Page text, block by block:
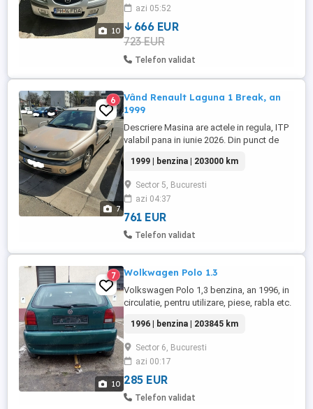
10
azi 05:52
666 EUR
723 EUR
Telefon validat
7
6
Vând Renault Laguna 1 Break, an
1999
Descriere Masina are actele in regula, ITP
valabil pana in iunie 2026. Din punct de
de vedere estetic are nevoie de ceva
reparatii la praguri si retusuri la vopsea.
Are jante de aliaj pe 15", clima, geamuri si
oglinzi electrice, incalzire in parbriz si in
scaunele ...
1999 | benzina | 203000 km
Sector 5, Bucuresti
azi 04:37
761 EUR
Telefon validat
10
7 Wolkwagen Polo 1.3
Volkswagen Polo 1,3 benzina, an 1996, in
circulatie, pentru utilizare, piese, rabla etc.
motor: bujii + delcou aprindere +fise +kit
ambreaj,-(2023) distributie +pompa de
apa - (iunie 2024). Masina are 1 singur
proprietar in carte in Romania, Defecte:
usa dreapta ...
1996 | benzina | 203845 km
Sector 6, Bucuresti
azi 00:17
285 EUR
Telefon validat